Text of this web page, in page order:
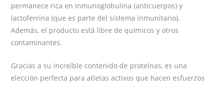
permanece rica en inmunoglobulina (anticuerpos) y
lactoferrina (que es parte del sistema inmunitario).
Además, el producto está libre de químicos y otros
contaminantes.
Gracias a su increíble contenido de proteínas, es una
elección perfecta para atletas activos que hacen esfuerzos